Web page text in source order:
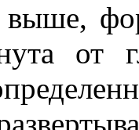
выше,
от